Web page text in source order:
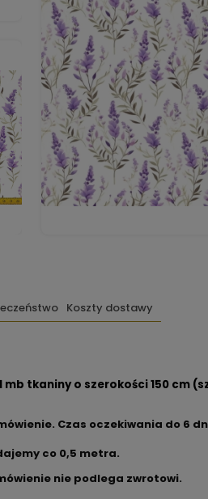
Koszty dostawy
mb tkaniny o szerokości 150 cm
Czas oczekiwania do 6
co 0,5 metra.
nie podlega zwrotowi.